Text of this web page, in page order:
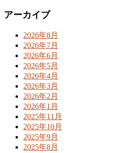
アーカイブ
2026年8月
2026年7月
2026年6月
2026年5月
2026年4月
2026年3月
2026年2月
2026年1月
2025年11月
2025年10月
2025年9月
2025年8月